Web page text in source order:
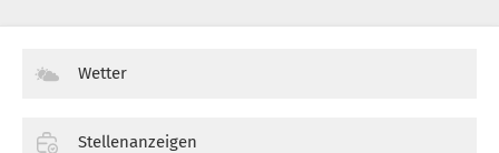
Wetter
Stellenanzeigen